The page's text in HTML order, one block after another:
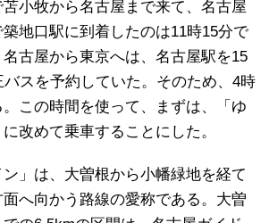
小牧から名古屋まで来て、名古屋
地口駅に到着したのは11時15分で
古屋から東京へは、名古屋駅を15
スを予約していた。そのため、4時
この時間を使って、まずは、「ゆ
改めて乗車することにした。
ン」は、大曽根から小幡緑地を経て
へ向かう路線の愛称である。大曽